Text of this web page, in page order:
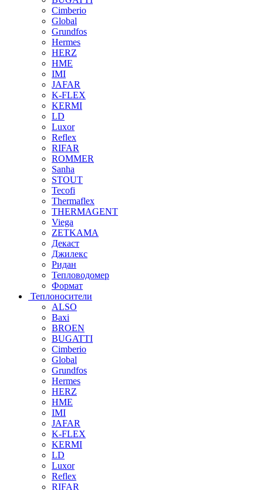
Cimberio
Global
Grundfos
Hermes
HERZ
HME
IMI
JAFAR
K-FLEX
KERMI
LD
Luxor
Reflex
RIFAR
ROMMER
Sanha
STOUT
Tecofi
Thermaflex
THERMAGENT
Viega
ZETKAMA
Декаст
Джилекс
Ридан
Тепловодомер
Формат
Теплоносители
ALSO
Baxi
BROEN
BUGATTI
Cimberio
Global
Grundfos
Hermes
HERZ
HME
IMI
JAFAR
K-FLEX
KERMI
LD
Luxor
Reflex
RIFAR